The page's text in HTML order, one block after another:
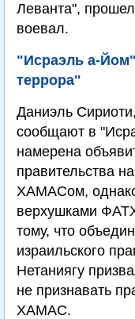
Леванта",
воевал.
"Исраэль а-
террора"
Даниэль
сообщают в
намерена
правительства
ХАМАСом,
верхушками
тому, что
израильского
Нетаниягу
не признавать
ХАМАС.